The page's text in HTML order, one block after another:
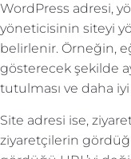
WordPress adresi,
yöneticisinin siteyi
belirlenir. Örneğin,
gösterecek şekilde
tutulması ve daha
Site adresi ise,
ziyaretçilerin